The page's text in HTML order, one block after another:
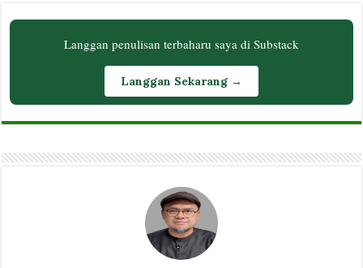
Langgan penulisan terbaharu saya di Substack
Langgan Sekarang →